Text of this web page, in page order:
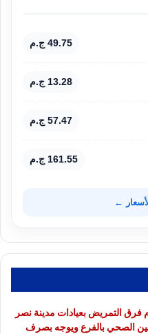
49.75 ج.م
13.28 ج.م
57.47 ج.م
161.55 ج.م
←
فرق التمريض بعيادات مدينة نصر
الصحي بالفرع ويوجه بصرف